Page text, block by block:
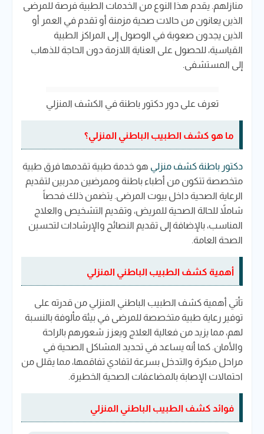
منازلهم. يقدم هذا النوع من الخدمات الطبية فرصة للمرضى
الذين يعانون من حالات صحية مزمنة أو تقدم في العمر أو
الذين يجدون صعوبة في الوصول إلى المراكز الطبية
القياسية، للحصول على العناية اللازمة دون الحاجة للذهاب
إلى المستشفى.
تعرف على دور دكتور باطنة في الكشف المنزلي
ما هو كشف الطبيب الباطني المنزلي؟
دكتور باطنة كشف منزلي هو خدمة طبية تقدمها فرق طبية
متخصصة تتكون من أطباء باطنة وممرضين مدربين لتقديم
الرعاية الصحية داخل بيوت المرضى. يتضمن ذلك فحصاً
شاملاً للحالة الصحية للمريض، وتقديم التشخيص والعلاج
المناسب، بالإضافة إلى تقديم النصائح والإرشادات لتحسين
الصحة العامة.
أهمية كشف الطبيب الباطني المنزلي
تأتي أهمية كشف الطبيب الباطني المنزلي من قدرته على
توفير رعاية طبية متخصصة للمرضى في بيئة مألوفة بالنسبة
لهم، مما يزيد من فعالية العلاج ويعزز شعورهم بالراحة
والأمان. كما أنه يساعد في تحديد المشاكل الصحية في
مراحل مبكرة والتدخل بسرعة لتفادي تفاقمها، مما يقلل من
احتمالات الإصابة بالمضاعفات الصحية الخطيرة.
فوائد كشف الطبيب الباطني المنزلي